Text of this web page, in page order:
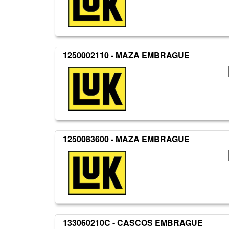
1250002110 - MAZA EMBRAGUE
1250083600 - MAZA EMBRAGUE
133060210C - CASCOS EMBRAGUE